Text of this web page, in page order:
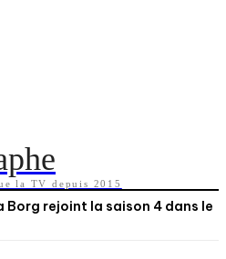
la TV depuis 2015
Borg rejoint la saison 4 dans le